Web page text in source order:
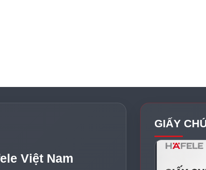
Việt Nam
GIẤY